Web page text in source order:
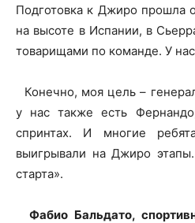
Подготовка к Джиро прошла
на высоте в Испании, в
товарищами по команде. У
Конечно, моя цель –
у нас также есть
спринтах. И многие
выигрывали на Джиро
старта».
Фабио Бальдато,